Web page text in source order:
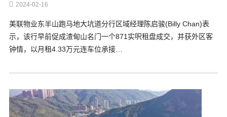
2024-02-16
美联物业东半山跑马地大坑道分行区域经理陈启骏(Billy Chan)表
示，该行早前促成渣甸山名门一个871实呎租盘成交，并获外区客
钟情，以月租4.33万元连车位承接…